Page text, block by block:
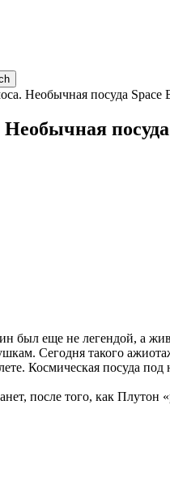
Необычная посуда Space
был еще не легендой, а
Сегодня такого
Космическая посуда под
после того, как Плутон